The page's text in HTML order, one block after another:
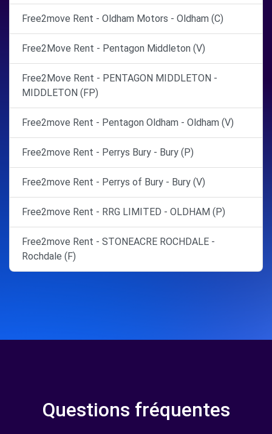
Free2move Rent - Oldham Motors - Oldham (C)
Free2Move Rent - Pentagon Middleton (V)
Free2Move Rent - PENTAGON MIDDLETON -
MIDDLETON (FP)
Free2move Rent - Pentagon Oldham - Oldham (V)
Free2move Rent - Perrys Bury - Bury (P)
Free2move Rent - Perrys of Bury - Bury (V)
Free2move Rent - RRG LIMITED - OLDHAM (P)
Free2move Rent - STONEACRE ROCHDALE -
Rochdale (F)
Questions fréquentes